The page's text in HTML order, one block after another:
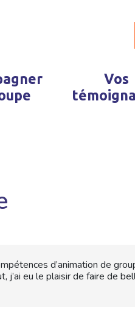
Vos
d’animation de
j’ai eu le plaisir de faire de